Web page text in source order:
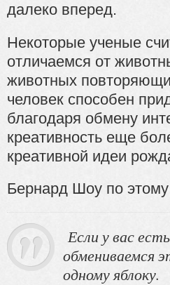
далеко вперед.
Некоторые ученые
отличаемся от
животных
человек способен
благодаря обмену
креативность еще
креативной идеи
Бернард Шоу по
Если у вас
обмениваемся
одному яблоку.